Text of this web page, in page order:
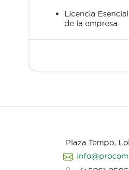
Licencia
de la empresa
Plaza Tempo,